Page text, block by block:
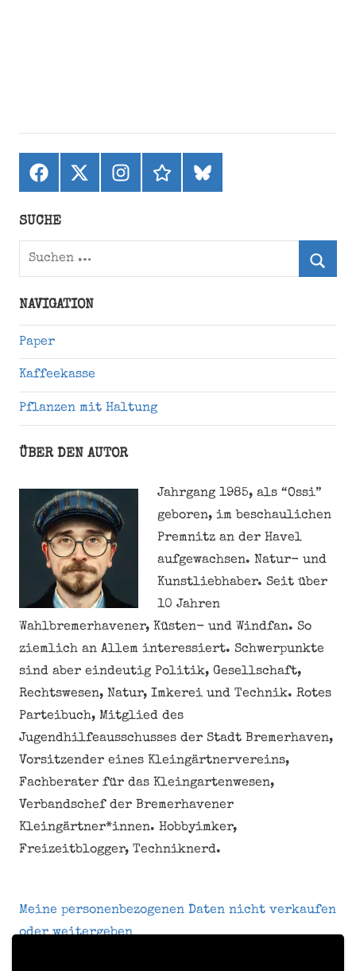
Facebook
X
(ehemals
Instagramthreadsbluesky
SUCHE
Suchen
nach:
NAVIGATION
Paper
Kaffeekasse
Pflanzen mit Haltung
ÜBER DEN AUTOR
Jahrgang 1985, als “Ossi”
geboren, im beschaulichen
Premnitz an der Havel
aufgewachsen. Natur- und
Kunstliebhaber. Seit über
10 Jahren
Wahlbremerhavener, Küsten- und Windfan. So
ziemlich an Allem interessiert. Schwerpunkte
sind aber eindeutig Politik, Gesellschaft,
Rechtswesen, Natur, Imkerei und Technik. Rotes
Parteibuch, Mitglied des
Jugendhilfeausschusses der Stadt Bremerhaven,
Vorsitzender eines Kleingärtnervereins,
Fachberater für das Kleingartenwesen,
Verbandschef der Bremerhavener
Kleingärtner*innen. Hobbyimker,
Freizeitblogger, Techniknerd.
Meine personenbezogenen Daten nicht verkaufen
oder weitergeben